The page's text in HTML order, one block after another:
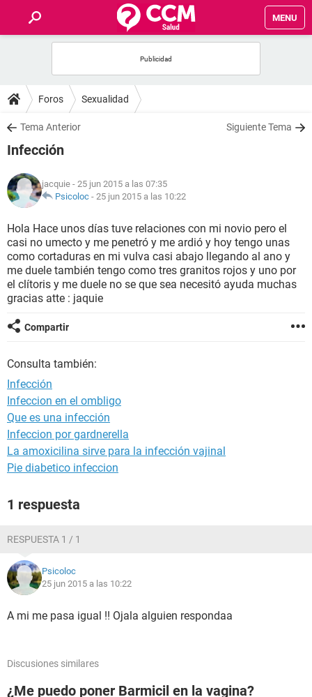
MENU
FOROS
SALUD
NUTRICIÓN
BIENESTAR
SEXUALIDAD
GLOSARIO
Foros Sexualidad
Tema Anterior Siguiente Tema
Infección
jacquie - 25 jun 2015 a las 07:35
Psicoloc - 25 jun 2015 a las 10:22
Hola Hace unos días tuve relaciones con mi novio pero el
casi no umecto y me penetró y me ardió y hoy tengo unas
como cortaduras en mi vulva casi abajo llegando al ano y
me duele también tengo como tres granitos rojos y uno por
el clítoris y me duele no se que sea necesitó ayuda muchas
gracias atte : jaquie
Compartir
Consulta también:
Infección
Infeccion en el ombligo
Que es una infección
Infeccion por gardnerella
La amoxicilina sirve para la infección vajinal
Pie diabetico infeccion
1 respuesta
RESPUESTA 1 / 1
Psicoloc
25 jun 2015 a las 10:22
A mi me pasa igual !! Ojala alguien respondaa
Discusiones similares
¿Me puedo poner Barmicil en la vagina?